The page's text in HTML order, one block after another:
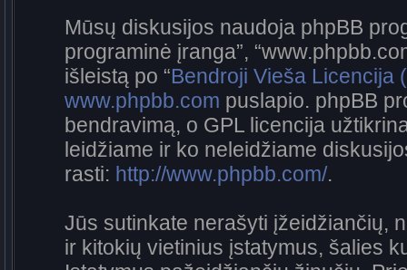
Mūsų diskusijos naudoja phpBB
programinė įranga”,
išleistą po “Bendroji Vieša Licencija
www.phpbb.com puslapio. phpBB
bendravimą, o GPL licencija
leidžiame ir ko neleidžiame
rasti: http://www.phpbb.com/.
Jūs sutinkate nerašyti įžeidžiančių,
ir kitokių vietinius įstatymus, šalies